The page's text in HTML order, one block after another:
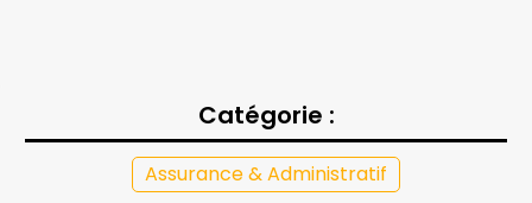
Catégorie :
Assurance & Administratif